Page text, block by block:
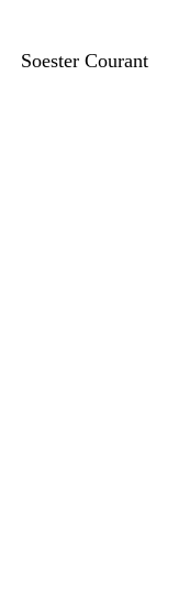
Soester Courant